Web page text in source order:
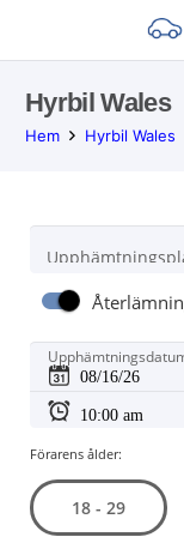
Hyrbil Wales
Hem Hyrbil Wales
Förarens ålder:
18 - 29